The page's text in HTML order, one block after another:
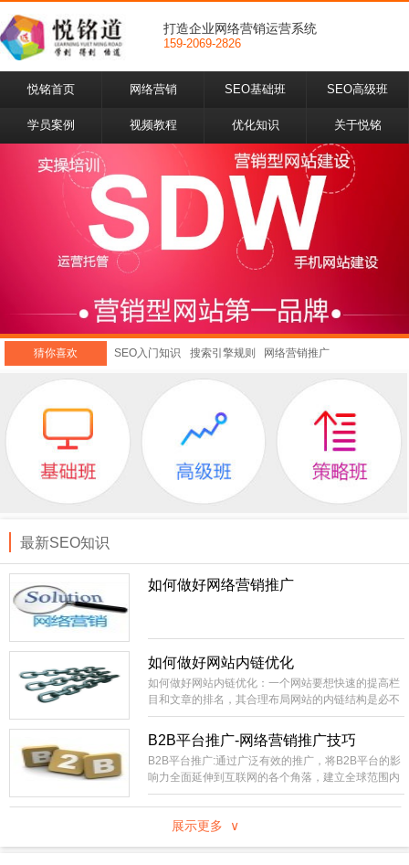
打造企业网络营销运营系统
159-2069-2826
悦铭首页 网络营销 SEO基础班 SEO高级班
学员案例 视频教程 优化知识 关于悦铭
猜你喜欢 SEO入门知识 搜索引擎规则 网络营销推广
最新SEO知识
如何做好网络营销推广
如何做好网站内链优化
如何做好网站内链优化：一个网站要想快速的提高栏
目和文章的排名，其合理布局网站的内链结构是必不
可少的。相当外部链接而言，内部链接就比较容易控
制，成本低。你直接就可以在自己的站上进行部署，
不像外部链接的不可控性比较大，需要大量的购买或
长期的积累才有办法实现稳定的SEO效果。
B2B平台推广-网络营销推广技巧
B2B平台推广:通过广泛有效的推广，将B2B平台的影
响力全面延伸到互联网的各个角落，建立全球范围内
领先的网络贸易集散中心，国内最具影响力和生命力
的B2B电子商务信息交互平台。建设全国范围内包括
行业、地域分类的企事业黄页，通过专业服务及先进
展示更多 ∨